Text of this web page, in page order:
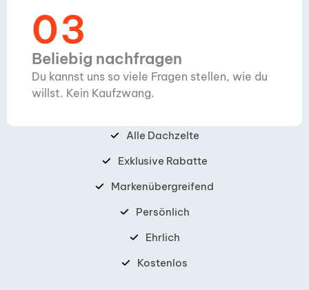
03
Beliebig nachfragen
Du kannst uns so viele Fragen stellen, wie du
willst. Kein Kaufzwang.
Alle Dachzelte
Exklusive Rabatte
Markenübergreifend
Persönlich
Ehrlich
Kostenlos